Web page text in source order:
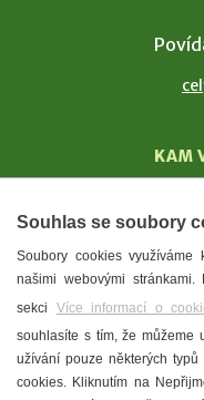
KAM
Souhlas se soubory
Soubory cookies
našimi webovými
sekci Více informací o
souhlasíte s tím, že můžeme
užívání pouze některých
cookies. Kliknutím na